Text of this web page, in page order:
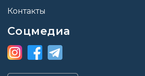
Контакты
Соцмедиа